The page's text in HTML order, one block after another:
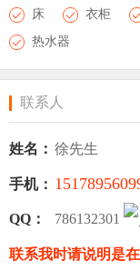
床 衣柜
热水器
联系人
姓名： 徐先生
手机：
QQ： 786132301
联系我时请说明是